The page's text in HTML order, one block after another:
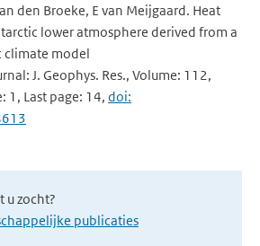
den Broeke, E van Meijgaard. Heat
lower atmosphere derived from a
climate model
J. Geophys. Res., Volume: 112,
1, Last page: 14, doi:
u zocht?
publicaties